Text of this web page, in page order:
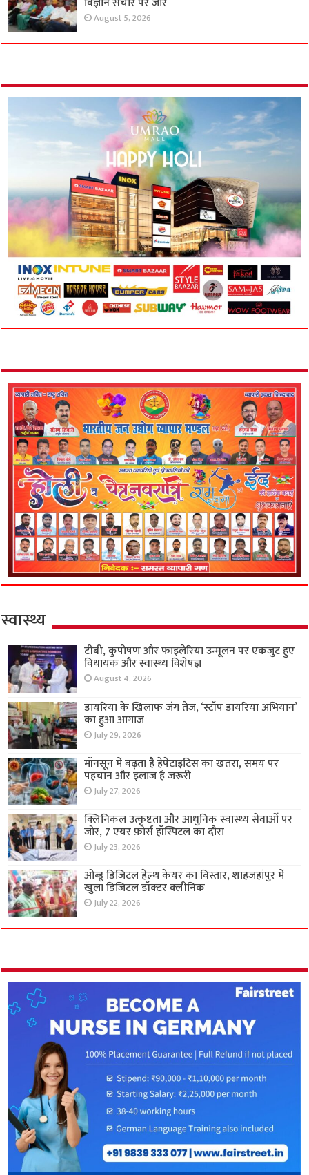
August 5, 2026
स्वास्थ्य
टीबी, कुपोषण और फाइलेरिया उन्मूलन पर एकजुट हुए
विधायक और स्वास्थ्य विशेषज्ञ
August 4, 2026
डायरिया के खिलाफ जंग तेज, ‘स्टॉप डायरिया अभियान’
का हुआ आगाज
July 29, 2026
मॉनसून में बढ़ता है हेपेटाइटिस का खतरा, समय पर
पहचान और इलाज है जरूरी
July 27, 2026
क्लिनिकल उत्कृष्टता और आधुनिक स्वास्थ्य सेवाओं पर
जोर, 7 एयर फ़ोर्स हॉस्पिटल का दौरा
July 23, 2026
ओब्डू डिजिटल हेल्थ केयर का विस्तार, शाहजहांपुर में
खुला डिजिटल डॉक्टर क्लीनिक
July 22, 2026